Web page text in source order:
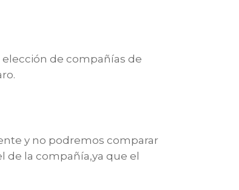
de compañías de
y no podremos comparar
de la compañía,ya que el